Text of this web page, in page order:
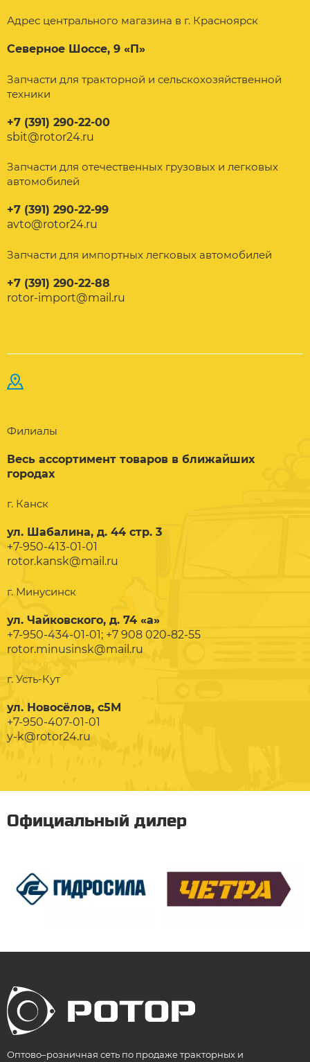
Адрес центрального магазина в г. Красноярск
Северное Шоссе, 9 «П»
Запчасти для тракторной и сельскохозяйственной
техники
+7 (391) 290-22-00
sbit@rotor24.ru
Запчасти для отечественных грузовых и легковых
автомобилей
+7 (391) 290-22-99
avto@rotor24.ru
Запчасти для импортных легковых автомобилей
+7 (391) 290-22-88
rotor-import@mail.ru
Филиалы
Весь ассортимент товаров в ближайших
городах
г. Канск
ул. Шабалина, д. 44 стр. 3
+7-950-413-01-01
rotor.kansk@mail.ru
г. Минусинск
ул. Чайковского, д. 74 «а»
+7-950-434-01-01; +7 908 020-82-55
rotor.minusinsk@mail.ru
г. Усть-Кут
ул. Новосёлов, с5М
+7-950-407-01-01
y-k@rotor24.ru
Официальный дилер
Оптово–розничная сеть по продаже тракторных и